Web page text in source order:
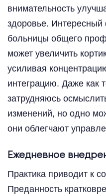
внимательность
здоровье. Интересный
больницы общего
может увеличить
усиливая
интеграцию. Даже как
затрудняюсь
изменений, но одно
они облегчают
Ежедневное
Практика приводит к
Преданность